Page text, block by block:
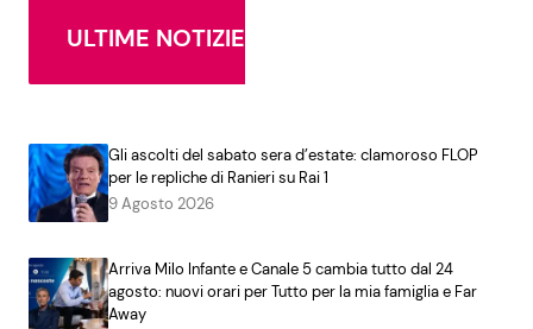
ULTIME NOTIZIE
Gli ascolti del sabato sera d’estate: clamoroso FLOP
per le repliche di Ranieri su Rai 1
9 Agosto 2026
Arriva Milo Infante e Canale 5 cambia tutto dal 24
agosto: nuovi orari per Tutto per la mia famiglia e Far
Away